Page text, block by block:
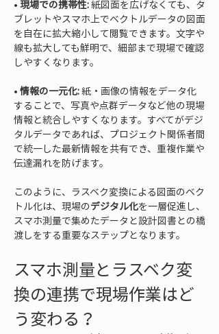
• 現場での携帯性: 紙図面を広げなくても、タ
ブレットやスマホ上でベクトルデータの図面
を自在に拡大縮小して閲覧できます。文字や
線も拡大しても鮮明で、細部まで現場で確認
• 情報の一元化: 紙・画像の情報をデータ化
することで、写真や点群データなど他の現場
情報と統合しやすくなります。すべてがデジ
タルデータであれば、プロジェクト関係者間
で統一した最新情報を共有でき、重複作業や
伝達漏れを防げます。
このように、ラスベク変換による図面のベク
トル化は、現場のデジタル化を一層促進し、
スマホ測量で集めたデータと設計図書との橋
渡しをする重要なステップとなります。
スマホ測量とラスベク変
換の連携で現場作業はど
う変わる？